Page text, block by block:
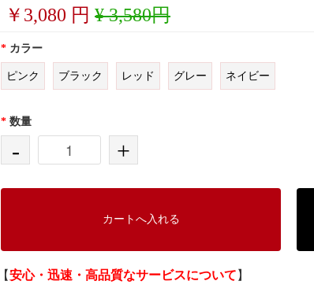
￥ 3,080 円 ¥ 3,580円
* カラー
ピンク ブラック レッド グレー ネイビー
* 数量
- +
カートへ入れる
【安心・迅速・高品質なサービスについて 】